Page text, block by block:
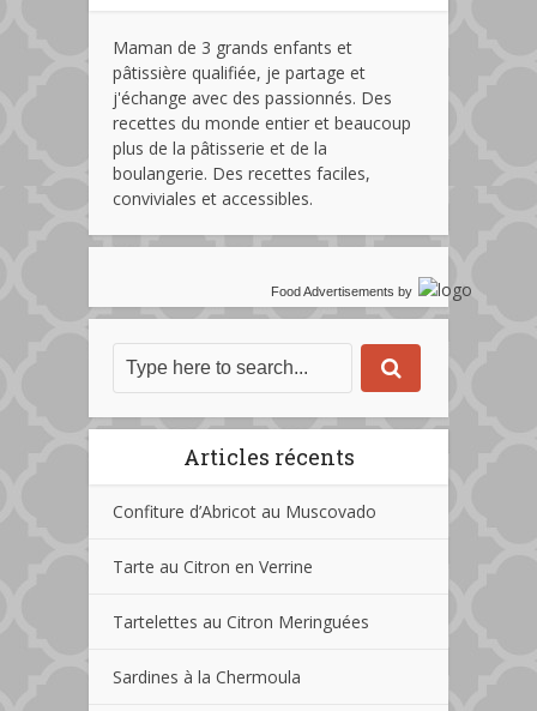
Maman de 3 grands enfants et
pâtissière qualifiée, je partage et
j'échange avec des passionnés. Des
recettes du monde entier et beaucoup
plus de la pâtisserie et de la
boulangerie. Des recettes faciles,
conviviales et accessibles.
Food Advertisements by
Articles récents
Confiture d’Abricot au Muscovado
Tarte au Citron en Verrine
Tartelettes au Citron Meringuées
Sardines à la Chermoula